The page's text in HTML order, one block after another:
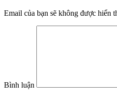
Email của bạn sẽ không được hiển
Bình luận